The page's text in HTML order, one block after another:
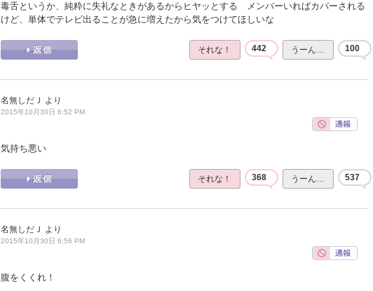
毒舌というか、純粋に失礼なときがあるからヒヤッとする メンバーいればカバーされる
けど、単体でテレビ出ることが急に増えたから気をつけてほしいな
それな！ 442 うーん… 100
名無しだＪ より
2015年10月30日 6:52 PM
気持ち悪い
それな！ 368 うーん… 537
名無しだＪ より
2015年10月30日 6:56 PM
腹をくくれ！